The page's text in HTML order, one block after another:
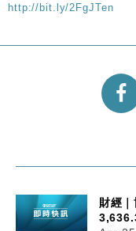
http://bit.ly/2FgJTen
財經